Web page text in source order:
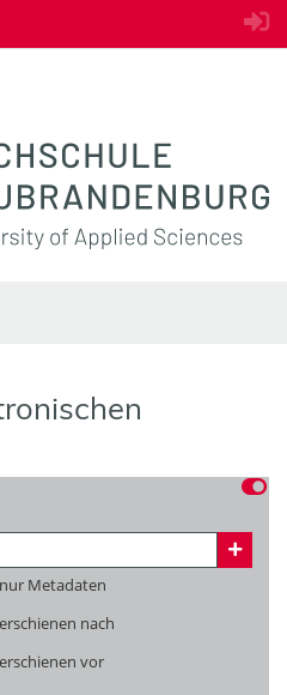
nur Metadaten
erschienen nach
erschienen vor